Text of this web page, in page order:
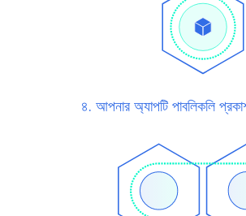
৪. আপনার অ্যাপটি পাবলিকলি